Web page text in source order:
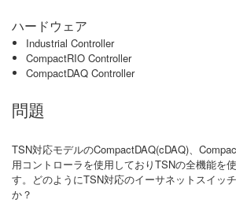
ハードウェア
Industrial Controller
CompactRIO Controller
CompactDAQ Controller
問題
TSN対応モデルのCompactDAQ(cDAQ)、
用コントローラを使用しておりTSNの全機能を
す。どのようにTSN対応のイーサネットスイッ
か？